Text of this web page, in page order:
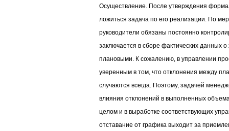
Осуществление. После утверждения
ложиться задача по его реализации. По
руководители обязаны постоянно
заключается в сборе фактических данных
плановыми. К сожалению, в управлении
уверенным в том, что отклонения между
случаются всегда. Поэтому, задачей
влияния отклонений в выполненных
целом и в выработке соответствующих
отставание от графика выходит за